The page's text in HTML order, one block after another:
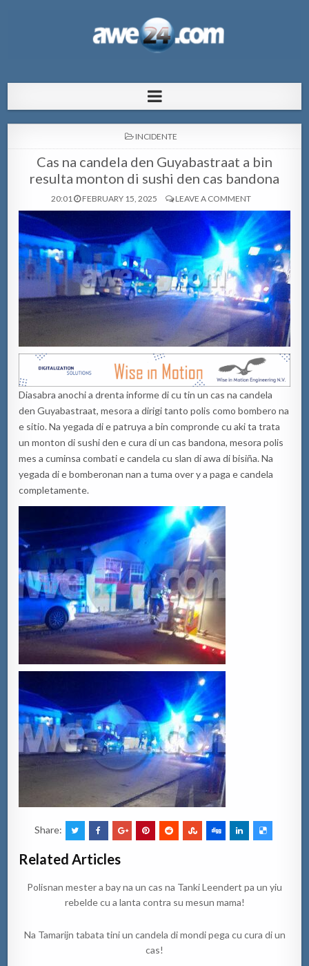
pa Aruba
POSTED
INCIDENTE
Cas na candela den Guyabastraat a bin
resulta monton di sushi den cas bandona
20:01 FEBRUARY 15, 2025 LEAVE A COMMENT
Diasabra anochi a drenta informe di cu tin un cas na candela
den Guyabastraat, mesora a dirigi tanto polis como bombero na
e sitio. Na yegada di e patruya a bin compronde cu aki ta trata
un monton di sushi den e cura di un cas bandona, mesora polis
mes a cuminsa combati e candela cu slan di awa di bisiña. Na
yegada di e bomberonan nan a tuma over y a paga e candela
completamente.
Share:
Related Articles
Polisnan mester a bay na un cas na Tanki Leendert pa un yiu
rebelde cu a lanta contra su mesun mama!
Na Tamarijn tabata tini un candela di mondi pega cu cura di un
cas!